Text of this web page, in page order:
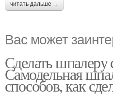
читать дальше →
Вас может
Сделать
Самодельная
способов, как